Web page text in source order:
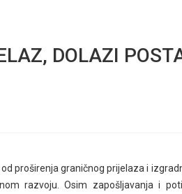
DOLAZI
proširenja graničnog prijelaza i
razvoju. Osim zapošljavanja i